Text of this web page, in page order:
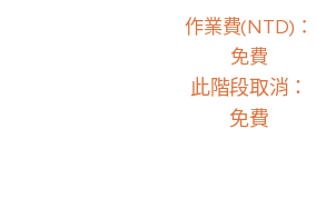
作業費(NTD)：
免費
此階段取消：
免費